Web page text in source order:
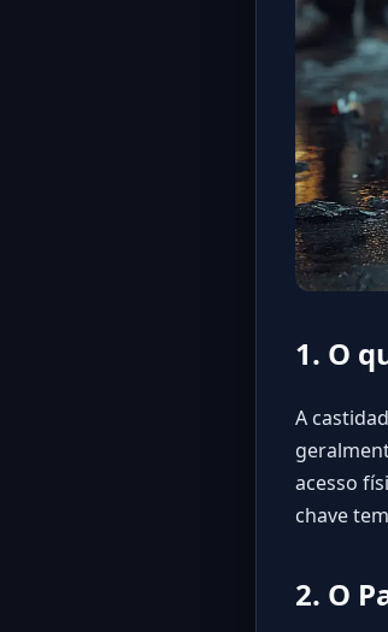
1. O
A
acesso
chave
2. O